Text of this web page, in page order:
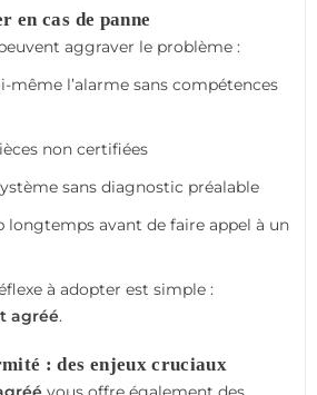
en cas de panne
aggraver le problème :
même l’alarme sans compétences
non certifiées
sans diagnostic préalable
longtemps avant de faire appel à un
à adopter est simple :
agréé.
: des enjeux cruciaux